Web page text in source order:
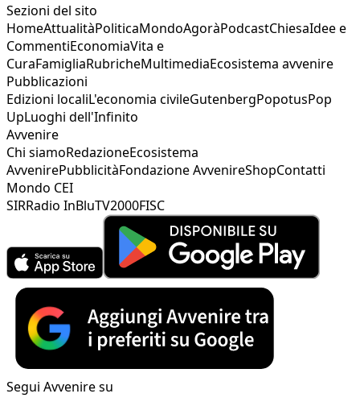
Sezioni del sito
HomeAttualitàPoliticaMondoAgoràPodcastChiesaIdee e
CommentiEconomiaVita e
CuraFamigliaRubricheMultimediaEcosistema avvenire
Pubblicazioni
Edizioni localiL'economia civileGutenbergPopotusPop
UpLuoghi dell'Infinito
Avvenire
Chi siamoRedazioneEcosistema
AvvenirePubblicitàFondazione AvvenireShopContatti
Mondo CEI
SIRRadio InBluTV2000FISC
Segui Avvenire su